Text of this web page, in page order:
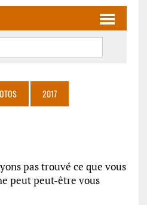
2017
pas trouvé ce que vous
peut peut-être vous